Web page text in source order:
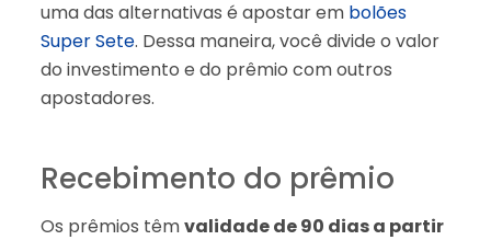
uma das alternativas é apostar em bolões
Super Sete. Dessa maneira, você divide o valor
do investimento e do prêmio com outros
apostadores.
Recebimento do prêmio
Os prêmios têmvalidade de 90 dias a partir